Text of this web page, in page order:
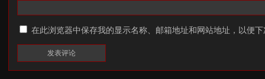
在此浏览器中保存我的显示名称、邮箱地址和网站地址，以便下